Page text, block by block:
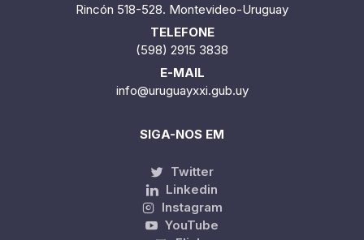
Rincón 518-528. Montevideo-Uruguay
TELEFONE
(598) 2915 3838
E-MAIL
info@uruguayxxi.gub.uy
SIGA-NOS EM
Twitter
Linkedin
Instagram
YouTube